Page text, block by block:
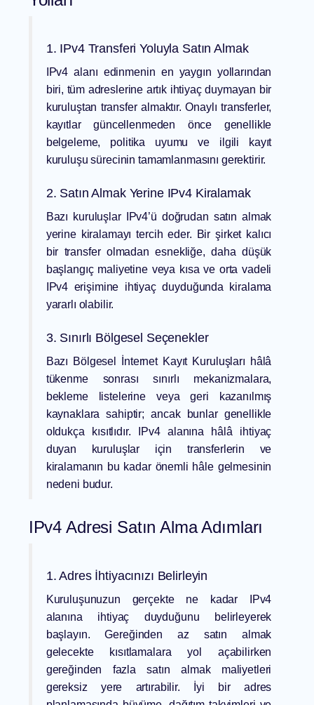
1. IPv4 Transferi Yoluyla Satın Almak
IPv4 alanı edinmenin en yaygın yollarından
biri, tüm adreslerine artık ihtiyaç duymayan bir
kuruluştan transfer almaktır. Onaylı transferler,
kayıtlar güncellenmeden önce genellikle
belgeleme, politika uyumu ve ilgili kayıt
kuruluşu sürecinin tamamlanmasını gerektirir.
2. Satın Almak Yerine IPv4 Kiralamak
Bazı kuruluşlar IPv4’ü doğrudan satın almak
yerine kiralamayı tercih eder. Bir şirket kalıcı
bir transfer olmadan esnekliğe, daha düşük
başlangıç maliyetine veya kısa ve orta vadeli
IPv4 erişimine ihtiyaç duyduğunda kiralama
yararlı olabilir.
3. Sınırlı Bölgesel Seçenekler
Bazı Bölgesel İnternet Kayıt Kuruluşları hâlâ
tükenme sonrası sınırlı mekanizmalara,
bekleme listelerine veya geri kazanılmış
kaynaklara sahiptir; ancak bunlar genellikle
oldukça kısıtlıdır. IPv4 alanına hâlâ ihtiyaç
duyan kuruluşlar için transferlerin ve
kiralamanın bu kadar önemli hâle gelmesinin
nedeni budur.
IPv4 Adresi Satın Alma Adımları
1. Adres İhtiyacınızı Belirleyin
Kuruluşunuzun gerçekte ne kadar IPv4
alanına ihtiyaç duyduğunu belirleyerek
başlayın. Gereğinden az satın almak
gelecekte kısıtlamalara yol açabilirken
gereğinden fazla satın almak maliyetleri
gereksiz yere artırabilir. İyi bir adres